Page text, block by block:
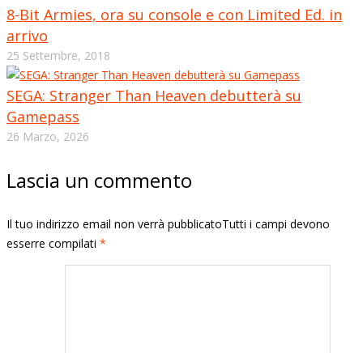
8-Bit Armies, ora su console e con Limited Ed. in
arrivo
25 Settembre, 2018
SEGA: Stranger Than Heaven debutterà su
Gamepass
26 Marzo, 2026
Lascia un commento
Il tuo indirizzo email non verrà pubblicatoTutti i campi devono
esserre compilati *